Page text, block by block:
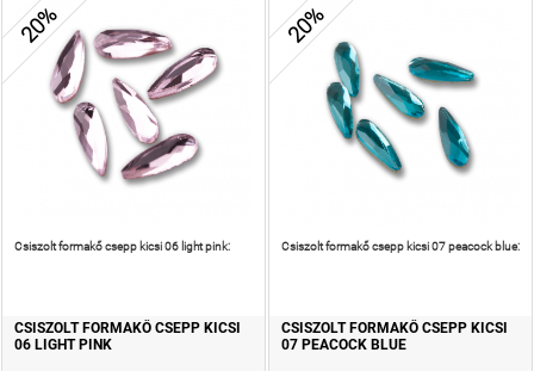
20%
Csiszolt formakő csepp kicsi 06 light pink:
CSISZOLT FORMAKŐ CSEPP KICSI
06 LIGHT PINK
20%
Csiszolt formakő csepp kicsi 07 peacock blue:
CSISZOLT FORMAKŐ CSEPP KICSI
07 PEACOCK BLUE